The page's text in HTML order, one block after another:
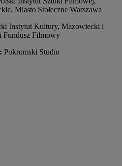
Miasto Stołeczne Warszawa
Instytut Kultury, Mazowiecki i
Fundusz Filmowy
Pokromski Studio